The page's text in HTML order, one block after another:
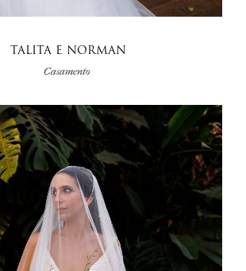
TALITA E NORMAN
Casamento